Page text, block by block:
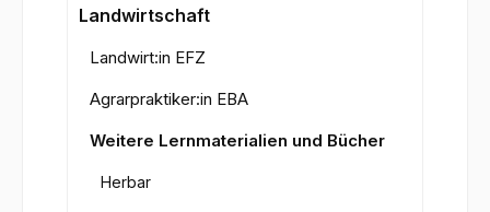
Landwirtschaft
Landwirt:in EFZ
Agrarpraktiker:in EBA
Weitere Lernmaterialien und Bücher
Herbar